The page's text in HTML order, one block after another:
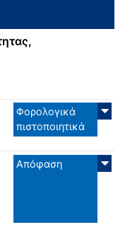
Φορολογικά
πιστοποιητικά
Απόφαση